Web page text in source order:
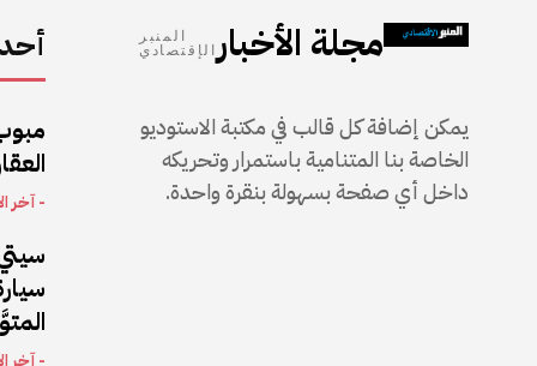
- آخر
- آخر
مجلة الأخبار
المنبر
الإقتصادي
يمكن إضافة كل قالب في مكتبة الاستوديو
الخاصة بنا المتنامية باستمرار وتحريكه
داخل أي صفحة بسهولة بنقرة واحدة.